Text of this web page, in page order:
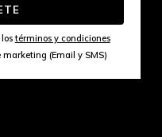
lostérminos y condiciones
(Email y SMS)